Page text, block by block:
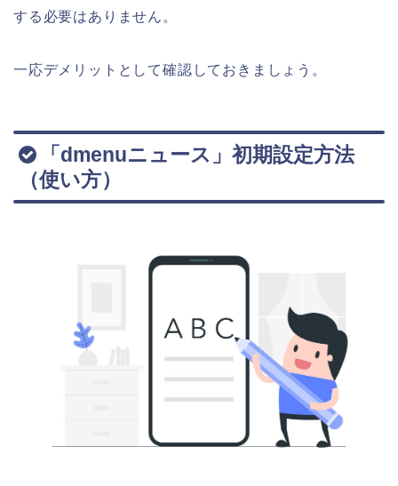
する必要はありません。
一応デメリットとして確認しておきましょう。
「dmenuニュース」初期設定方法
（使い方）